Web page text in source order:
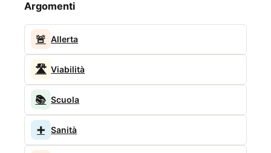
Argomenti
🚨 Allerta
🛣️ Viabilità
📚 Scuola
➕ Sanità